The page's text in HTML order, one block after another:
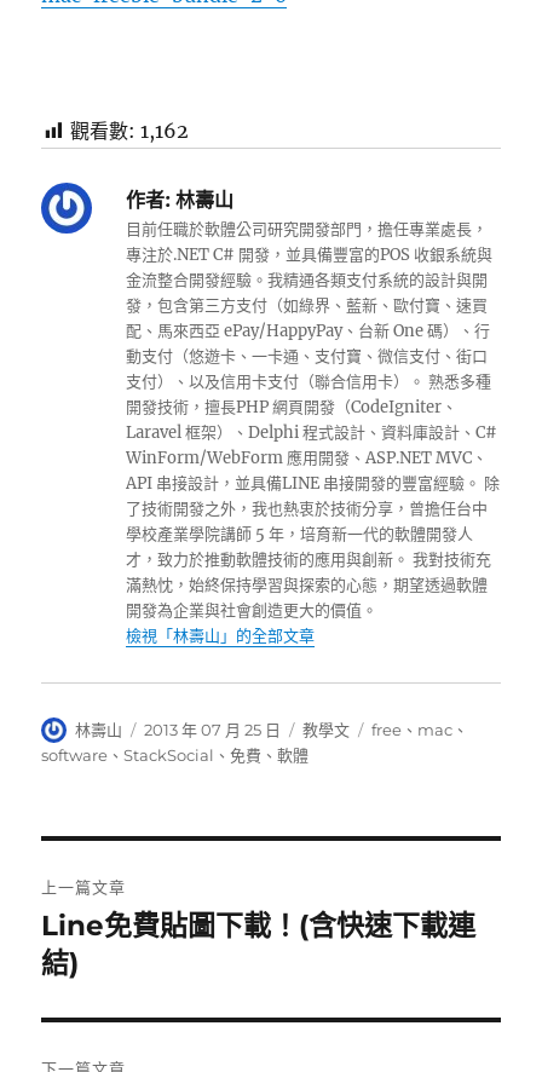
觀看數: 1,162
作者: 林壽山
目前任職於軟體公司研究開發部門，擔任專業處長，
專注於.NET C# 開發，並具備豐富的POS 收銀系統與
金流整合開發經驗。我精通各類支付系統的設計與開
發，包含第三方支付（如綠界、藍新、歐付寶、速買
配、馬來西亞 ePay/HappyPay、台新 One 碼）、行
動支付（悠遊卡、一卡通、支付寶、微信支付、街口
支付）、以及信用卡支付（聯合信用卡）。 熟悉多種
開發技術，擅長PHP 網頁開發（CodeIgniter、
Laravel 框架）、Delphi 程式設計、資料庫設計、C#
WinForm/WebForm 應用開發、ASP.NET MVC、
API 串接設計，並具備LINE 串接開發的豐富經驗。 除
了技術開發之外，我也熱衷於技術分享，曾擔任台中
學校產業學院講師 5 年，培育新一代的軟體開發人
才，致力於推動軟體技術的應用與創新。 我對技術充
滿熱忱，始終保持學習與探索的心態，期望透過軟體
開發為企業與社會創造更大的價值。
檢視「林壽山」的全部文章
作
者
林壽山
發
佈
2013 年 07 月 25 日
分
類
教學文
標
free 、 mac 、
software 、StackSocial 、免費 、軟體
章
導
覽
上一篇文章
上
一
文
章:
Line免費貼圖下載！(含快速下載連
結)